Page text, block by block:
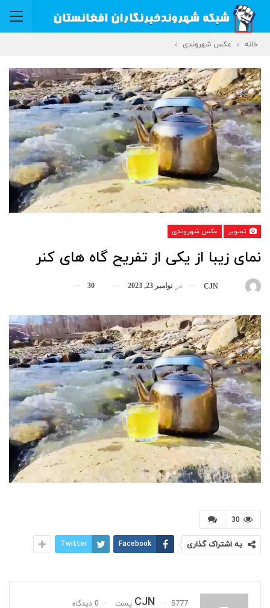
خانه عکس شهروندی
تصویر عکس شهروندی
نمای زیبا از یکی از تفریح گاه های کنر
CJN در نوامبر 23, 2023 30
30
به اشتراک گذاری Facebook
Twitter
CJN 5777 پست 0 دیدگاه